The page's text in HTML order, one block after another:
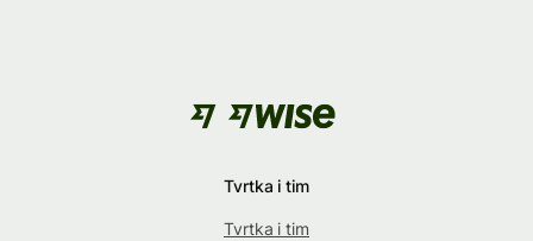
Tvrtka i tim
Tvrtka i tim